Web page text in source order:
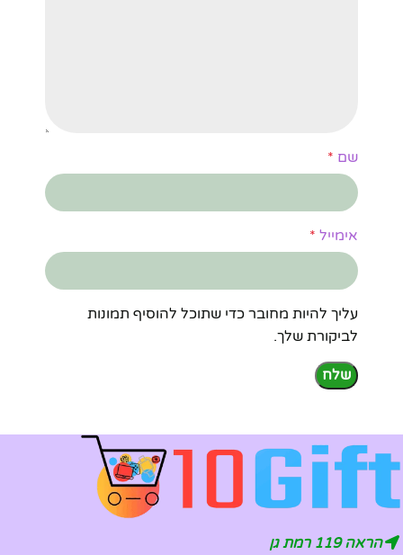
שם *
אימייל *
עליך להיות מחובר כדי שתוכל להוסיף תמונות
לביקורת שלך.
הראה 119 רמת גן